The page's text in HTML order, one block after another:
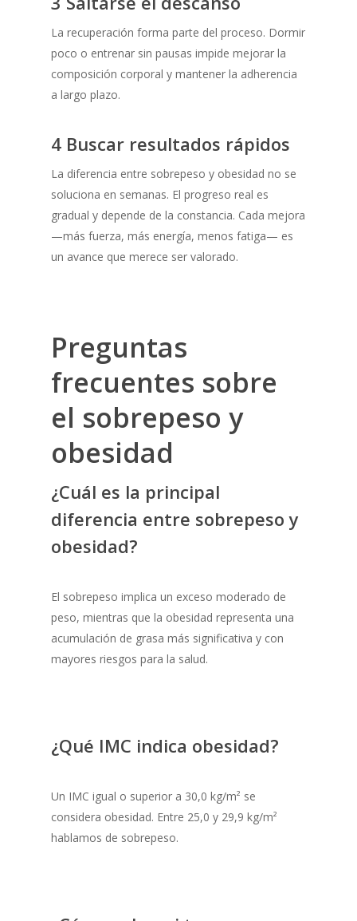
La recuperación forma parte del proceso. Dormir
poco o entrenar sin pausas impide mejorar la
composición corporal y mantener la adherencia
a largo plazo.
4 Buscar resultados rápidos
La diferencia entre sobrepeso y obesidad no se
soluciona en semanas. El progreso real es
gradual y depende de la constancia. Cada mejora
—más fuerza, más energía, menos fatiga— es
un avance que merece ser valorado.
Preguntas
frecuentes sobre
el sobrepeso y
obesidad
¿Cuál es la principal
diferencia entre sobrepeso y
obesidad?
El sobrepeso implica un exceso moderado de
peso, mientras que la obesidad representa una
acumulación de grasa más significativa y con
mayores riesgos para la salud.
¿Qué IMC indica obesidad?
Un IMC igual o superior a 30,0 kg/m² se
considera obesidad. Entre 25,0 y 29,9 kg/m²
hablamos de sobrepeso.